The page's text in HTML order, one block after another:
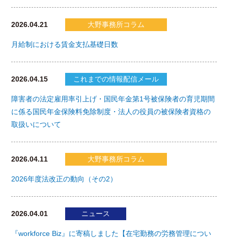
2026.04.21 大野事務所コラム
月給制における賃金支払基礎日数
2026.04.15 これまでの情報配信メール
障害者の法定雇用率引上げ・国民年金第1号被保険者の育児期間
に係る国民年金保険料免除制度・法人の役員の被保険者資格の
取扱いについて
2026.04.11 大野事務所コラム
2026年度法改正の動向（その2）
2026.04.01 ニュース
『workforce Biz』に寄稿しました【在宅勤務の労務管理につい